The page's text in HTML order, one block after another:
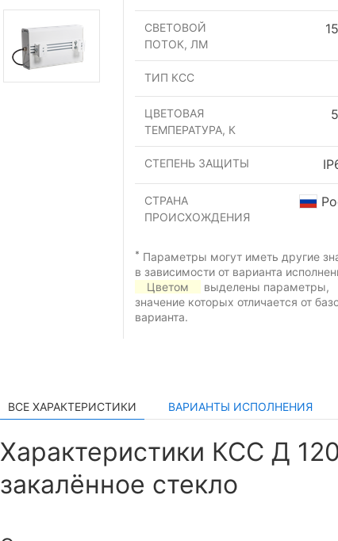
СВЕТОВОЙ
ПОТОК, ЛМ
ТИП КСС
ЦВЕТОВАЯ
ТЕМПЕРАТУРА, К
СТЕПЕНЬ ЗАЩИТЫ
СТРАНА
ПРОИСХОЖДЕНИЯ
* Параметры могут иметь другие
в зависимости от варианта
Цветом
выделены параметры,
значение которых отличается от
варианта.
ВСЕ ХАРАКТЕРИСТИКИ ВАРИАНТЫ ИСПОЛНЕНИЯ
Характеристики КСС Д
закалённое стекло